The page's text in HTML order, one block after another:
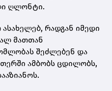
ღლონტი.
რადგან იმედი
მათთან
შეძლებენ და
ამბობს ცდილობს,